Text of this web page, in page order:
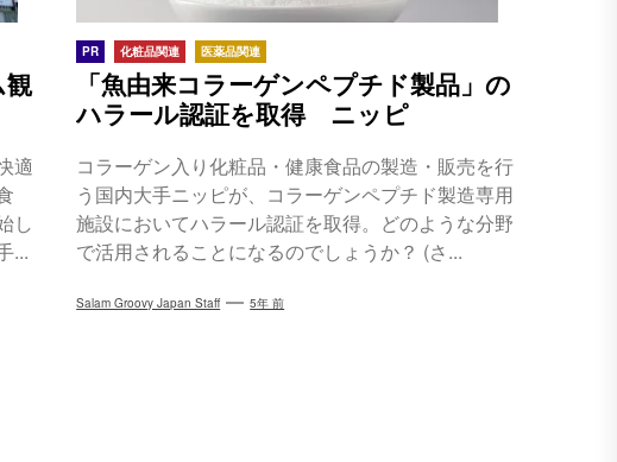
適
し
...
PR 化粧品関連 医薬品関連
「魚由来コラーゲンペプチド製品」の
ハラール認証を取得 ニッピ
コラーゲン入り化粧品・健康食品の製造・販売を行
う国内大手ニッピが、コラーゲンペプチド製造専用
施設においてハラール認証を取得。どのような分野
で活用されることになるのでしょうか？ (さ...
Salam Groovy Japan Staff 5年 前